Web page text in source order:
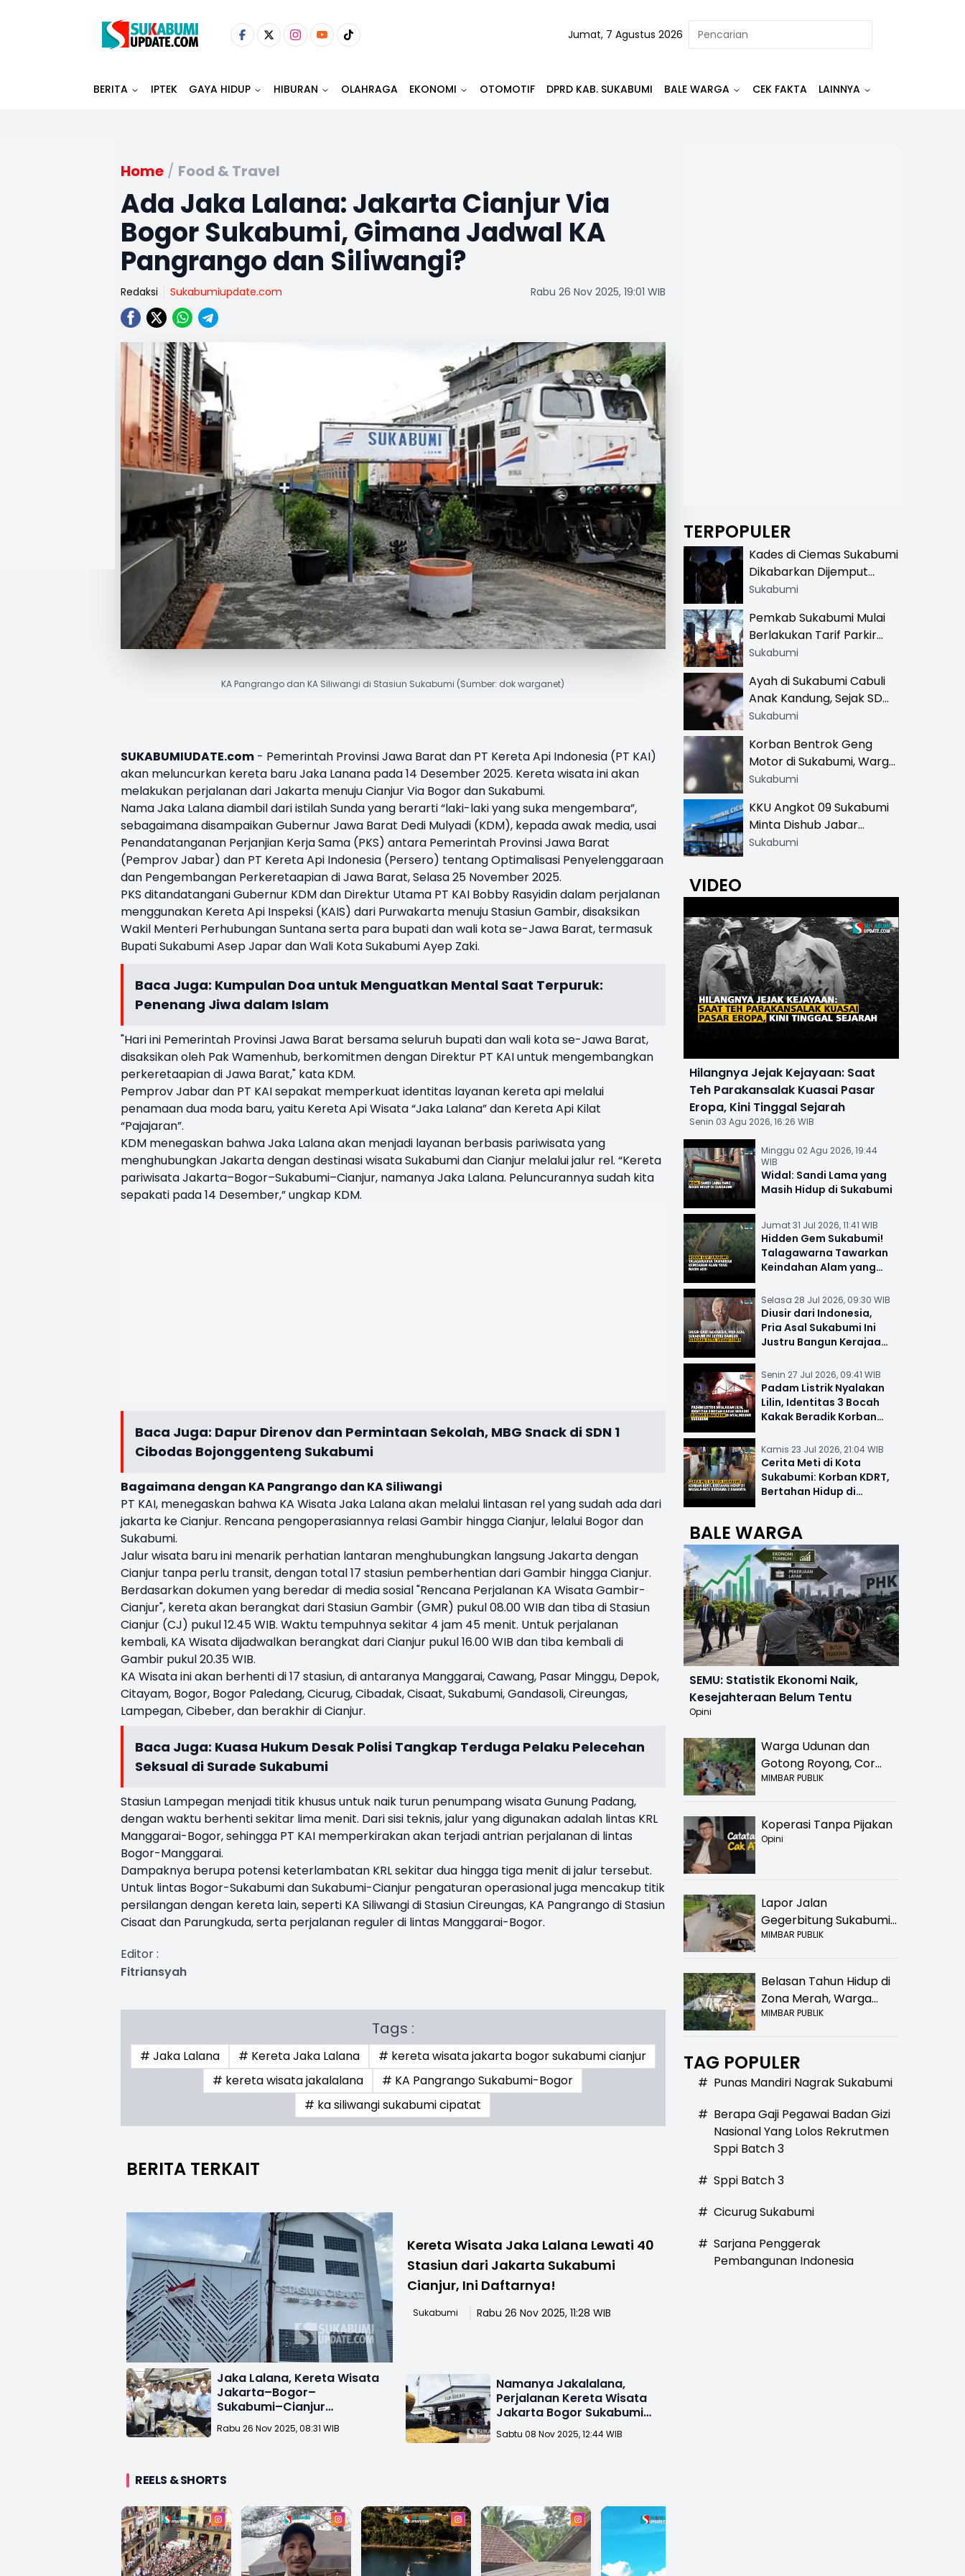
Jumat, 7 Agustus 2026
BERITA IPTEK GAYA HIDUP HIBURAN OLAHRAGA EKONOMI OTOMOTIF DPRD KAB. SUKABUMI BALE WARGA CEK FAKTA LAINNYA
Home / Food & Travel
Ada Jaka Lalana: Jakarta Cianjur Via
Bogor Sukabumi, Gimana Jadwal KA
Pangrango dan Siliwangi?
Redaksi Sukabumiupdate.com Rabu 26 Nov 2025, 19:01 WIB
KA Pangrango dan KA Siliwangi di Stasiun Sukabumi (Sumber: dok warganet)
SUKABUMIUDATE.com - Pemerintah Provinsi Jawa Barat dan PT Kereta Api Indonesia (PT KAI)
akan meluncurkan kereta baru Jaka Lanana pada 14 Desember 2025. Kereta wisata ini akan
melakukan perjalanan dari Jakarta menuju Cianjur Via Bogor dan Sukabumi.
NamaJaka Lalanadiambil dari istilah Sunda yang berarti “laki-laki yang suka mengembara”,
sebagaimana disampaikan Gubernur Jawa Barat Dedi Mulyadi (KDM), kepada awak media, usai
Penandatanganan Perjanjian Kerja Sama (PKS) antara Pemerintah Provinsi Jawa Barat
(Pemprov Jabar) dan PT Kereta Api Indonesia (Persero) tentang Optimalisasi Penyelenggaraan
dan Pengembangan Perkeretaapian di Jawa Barat, Selasa 25 November 2025.
PKS ditandatangani Gubernur KDM dan Direktur Utama PT KAI Bobby Rasyidin dalam perjalanan
menggunakan Kereta Api Inspeksi (KAIS) dari Purwakarta menuju Stasiun Gambir, disaksikan
Wakil Menteri Perhubungan Suntana serta para bupati dan wali kota se-Jawa Barat, termasuk
Bupati Sukabumi Asep Japar dan Wali Kota Sukabumi Ayep Zaki.
Baca Juga: Kumpulan Doa untuk Menguatkan Mental Saat Terpuruk:
Penenang Jiwa dalam Islam
"Hari ini Pemerintah Provinsi Jawa Barat bersama seluruh bupati dan wali kota se-Jawa Barat,
disaksikan oleh Pak Wamenhub, berkomitmen dengan Direktur PT KAI untuk mengembangkan
perkeretaapian di Jawa Barat," kata KDM.
Pemprov Jabar dan PT KAI sepakat memperkuat identitas layanan kereta api melalui
penamaan dua moda baru, yaitu Kereta Api Wisata “Jaka Lalana” dan Kereta Api Kilat
“Pajajaran”.
KDM menegaskan bahwa Jaka Lalana akan menjadi layanan berbasis pariwisata yang
menghubungkan Jakarta dengan destinasi wisata Sukabumi dan Cianjur melalui jalur rel. “Kereta
pariwisata Jakarta–Bogor–Sukabumi–Cianjur, namanya Jaka Lalana. Peluncurannya sudah kita
sepakati pada 14 Desember,” ungkap KDM.
Baca Juga: Dapur Direnov dan Permintaan Sekolah, MBG Snack di SDN 1
Cibodas Bojonggenteng Sukabumi
Bagaimana dengan KA Pangrango dan KA Siliwangi
PT KAI, menegaskan bahwa KA Wisata Jaka Lalana akan melalui lintasan rel yang sudah ada dari
jakarta ke Cianjur. Rencana pengoperasiannya relasi Gambir hingga Cianjur, lelalui Bogor dan
Sukabumi.
Jalur wisata baru ini menarik perhatian lantaran menghubungkan langsung Jakarta dengan
Cianjur tanpa perlu transit, dengan total 17 stasiun pemberhentian dari Gambir hingga Cianjur.
Berdasarkan dokumen yang beredar di media sosial "Rencana Perjalanan KA Wisata Gambir-
Cianjur", kereta akan berangkat dari Stasiun Gambir (GMR) pukul 08.00 WIB dan tiba di Stasiun
Cianjur (CJ) pukul 12.45 WIB. Waktu tempuhnya sekitar 4 jam 45 menit. Untuk perjalanan
kembali, KA Wisata dijadwalkan berangkat dari Cianjur pukul 16.00 WIB dan tiba kembali di
Gambir pukul 20.35 WIB.
KA Wisata ini akan berhenti di 17 stasiun, di antaranya Manggarai, Cawang, Pasar Minggu, Depok,
Citayam, Bogor, Bogor Paledang, Cicurug, Cibadak, Cisaat, Sukabumi, Gandasoli, Cireungas,
Lampegan, Cibeber, dan berakhir di Cianjur.
Baca Juga: Kuasa Hukum Desak Polisi Tangkap Terduga Pelaku Pelecehan
Seksual di Surade Sukabumi
Stasiun Lampegan menjadi titik khusus untuk naik turun penumpang wisata Gunung Padang,
dengan waktu berhenti sekitar lima menit. Dari sisi teknis, jalur yang digunakan adalah lintas KRL
Manggarai-Bogor, sehingga PT KAI memperkirakan akan terjadi antrian perjalanan di lintas
Bogor-Manggarai.
Dampaknya berupa potensi keterlambatan KRL sekitar dua hingga tiga menit di jalur tersebut.
Untuk lintas Bogor-Sukabumi dan Sukabumi-Cianjur pengaturan operasional juga mencakup titik
persilangan dengan kereta lain, seperti KA Siliwangi di Stasiun Cireungas, KA Pangrango di Stasiun
Cisaat dan Parungkuda, serta perjalanan reguler di lintas Manggarai-Bogor.
Editor :
Fitriansyah
Tags :
# Jaka Lalana # Kereta Jaka Lalana
# kereta wisata jakarta bogor sukabumi cianjur
# kereta wisata jakalalana
# KA Pangrango Sukabumi-Bogor
# ka siliwangi sukabumi cipatat
BERITA TERKAIT
Kereta Wisata Jaka Lalana Lewati 40
Stasiun dari Jakarta Sukabumi
Cianjur, Ini Daftarnya!
Sukabumi Rabu 26 Nov 2025, 11:28 WIB
Jaka Lalana, Kereta Wisata
Jakarta–Bogor–
Sukabumi–Cianjur
Diluncurkan 14 Desember
Rabu 26 Nov 2025, 08:31 WIB
Namanya Jakalalana,
Perjalanan Kereta Wisata
Jakarta Bogor Sukabumi
Cianjur
Sabtu 08 Nov 2025, 12:44 WIB
REELS & SHORTS
TERPOPULER
Kades di Ciemas Sukabumi
Dikabarkan Dijemput
Satnarkoba, Polisi
Sukabumi
Pemkab Sukabumi Mulai
Berlakukan Tarif Parkir
Resmi di 13 Lokasi Wisata,
Khusus
Sukabumi
Ayah di Sukabumi Cabuli
Anak Kandung, Sejak SD
Hingga SMA
Sukabumi
Korban Bentrok Geng
Motor di Sukabumi, Warga
dan Sopir Tangki
Sukabumi
KKU Angkot 09 Sukabumi
Minta Dishub Jabar
Tertibkan Trayek Ciawi-
Sukabumi
VIDEO
Hilangnya Jejak Kejayaan: Saat
Teh Parakansalak Kuasai Pasar
Eropa, Kini Tinggal Sejarah
Senin 03 Agu 2026, 16:26 WIB
Minggu 02 Agu 2026, 19:44
WIB
Widal: Sandi Lama yang
Masih Hidup di Sukabumi
Jumat 31 Jul 2026, 11:41 WIB
Hidden Gem Sukabumi!
Talagawarna Tawarkan
Keindahan Alam yang
Selasa 28 Jul 2026, 09:30 WIB
Diusir dari Indonesia,
Pria Asal Sukabumi Ini
Justru Bangun Kerajaan
Senin 27 Jul 2026, 09:41 WIB
Padam Listrik Nyalakan
Lilin, Identitas 3 Bocah
Kakak Beradik Korban
Kamis 23 Jul 2026, 21:04 WIB
Cerita Meti di Kota
Sukabumi: Korban KDRT,
Bertahan Hidup di
BALE WARGA
SEMU: Statistik Ekonomi Naik,
Kesejahteraan Belum Tentu
Opini
Warga Udunan dan
Gotong Royong, Cor
Jalan Hancur di
MIMBAR PUBLIK
Koperasi Tanpa Pijakan
Opini
Lapor Jalan
Gegerbitung Sukabumi
Bolong! Bahaya Bagi
MIMBAR PUBLIK
Belasan Tahun Hidup di
Zona Merah, Warga
Kampung Nangewer
Relokasi
MIMBAR PUBLIK
TAG POPULER
# Punas Mandiri Nagrak Sukabumi
# Berapa Gaji Pegawai Badan Gizi
Nasional Yang Lolos Rekrutmen
Sppi Batch 3
# Sppi Batch 3
# Cicurug Sukabumi
# Sarjana Penggerak
Pembangunan Indonesia